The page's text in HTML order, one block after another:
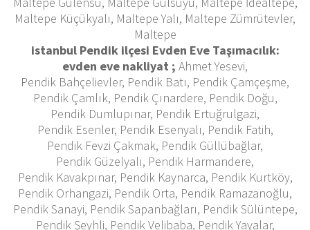
Maltepe Küçükyalı, Maltepe Yalı, Maltepe Zümrütevler,
Maltepe
istanbul Pendik ilçesi Evden Eve Taşımacılık:
evden eve nakliyat ; Ahmet Yesevi,
Pendik Bahçelievler, Pendik Batı, Pendik Çamçeşme,
Pendik Çamlık, Pendik Çınardere, Pendik Doğu,
Pendik Dumlupınar, Pendik Ertuğrulgazi,
Pendik Esenler, Pendik Esenyalı, Pendik Fatih,
Pendik Fevzi Çakmak, Pendik Güllübağlar,
Pendik Güzelyalı, Pendik Harmandere,
Pendik Kavakpınar, Pendik Kaynarca, Pendik Kurtköy,
Pendik Orhangazi, Pendik Orta, Pendik Ramazanoğlu,
Pendik Sanayi, Pendik Sapanbağları, Pendik Sülüntepe,
Pendik Şeyhli, Pendik Velibaba, Pendik Yayalar,